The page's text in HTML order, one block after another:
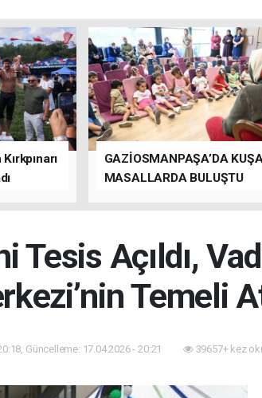
GAZİOSMANPAŞA’DA
MASALLARDA BULUŞTU
Tesis Açıldı,
Temeli
Güncelleme: 17.04.2026 - 20:21 39657+ kez